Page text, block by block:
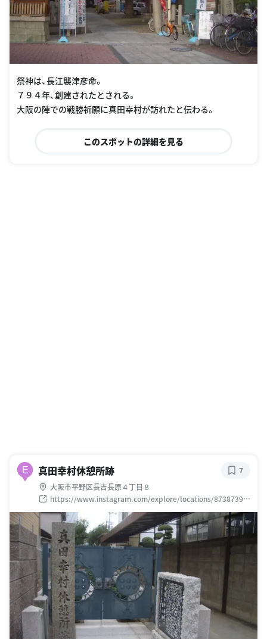
祭神は、長江襲津彦命。
７９４年、創建されたとされる。
大阪の陣での戦勝祈願に真田幸村が訪れたと伝わる。
このスポットの詳細を見る
E 真田幸村休憩所跡
大阪市平野区長吉長原４丁目８
https://www.instagram.com/explore/locations/87387395
9484106
7